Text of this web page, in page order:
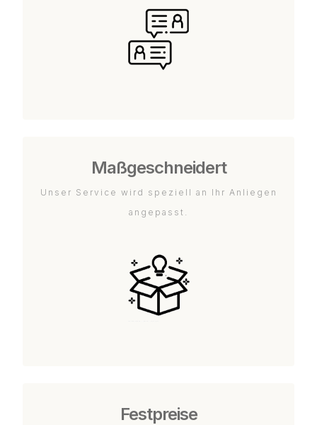
Maßgeschneidert
Unser Service wird speziell an Ihr Anliegen
angepasst.
Festpreise